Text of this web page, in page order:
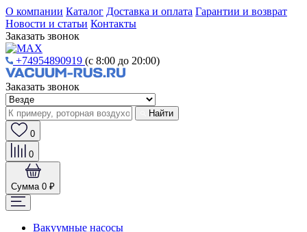
О компании Каталог Доставка и оплата Гарантии и возврат
Новости и статьи Контакты
Заказать звонок
+74954890919 (с 8:00 до 20:00)
Заказать звонок
Найти
0
0
Сумма 0 ₽
Вакуумные насосы